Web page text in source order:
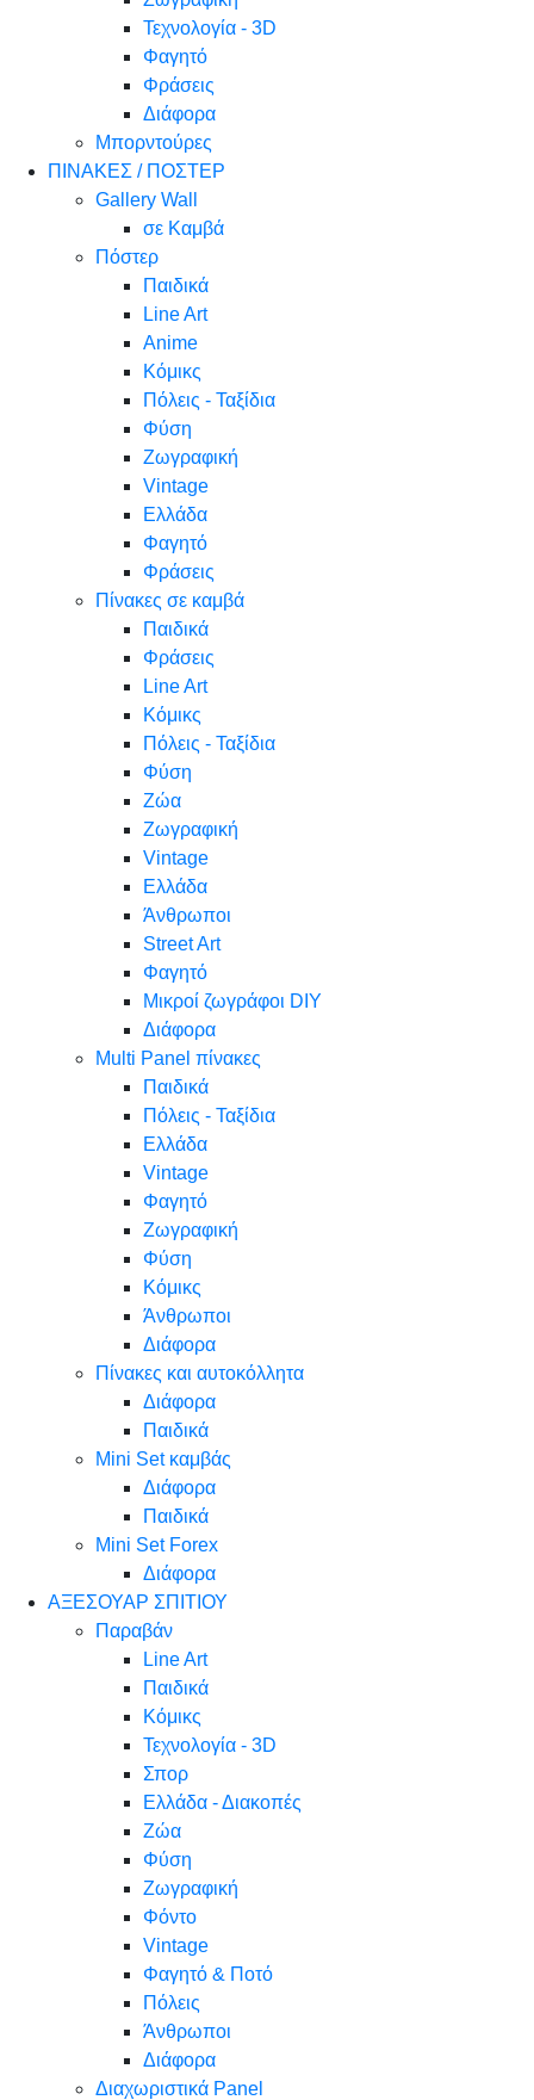
Τεχνολογία - 3D
Φαγητό
Φράσεις
Διάφορα
Μπορντούρες
ΠΙΝΑΚΕΣ / ΠΟΣΤΕΡ
Gallery Wall
σε Καμβά
Πόστερ
Παιδικά
Line Art
Anime
Κόμικς
Πόλεις - Ταξίδια
Φύση
Ζωγραφική
Vintage
Ελλάδα
Φαγητό
Φράσεις
Πίνακες σε καμβά
Παιδικά
Φράσεις
Line Art
Κόμικς
Πόλεις - Ταξίδια
Φύση
Ζώα
Ζωγραφική
Vintage
Ελλάδα
Άνθρωποι
Street Art
Φαγητό
Μικροί ζωγράφοι DIY
Διάφορα
Multi Panel πίνακες
Παιδικά
Πόλεις - Ταξίδια
Ελλάδα
Vintage
Φαγητό
Ζωγραφική
Φύση
Κόμικς
Άνθρωποι
Διάφορα
Πίνακες και αυτοκόλλητα
Διάφορα
Παιδικά
Mini Set καμβάς
Διάφορα
Παιδικά
Mini Set Forex
Διάφορα
ΑΞΕΣΟΥΑΡ ΣΠΙΤΙΟΥ
Παραβάν
Line Art
Παιδικά
Κόμικς
Τεχνολογία - 3D
Σπορ
Ελλάδα - Διακοπές
Ζώα
Φύση
Ζωγραφική
Φόντο
Vintage
Φαγητό & Ποτό
Πόλεις
Άνθρωποι
Διάφορα
Διαχωριστικά Panel